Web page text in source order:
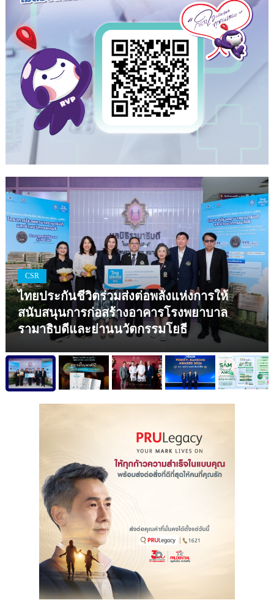
CSR
ไทยประกันชีวิตร่วมส่งต่อพลังแห่งการให้
สนับสนุนการก่อสร้างอาคารโรงพยาบาล
รามาธิบดีและย่านนวัตกรรมโยธี